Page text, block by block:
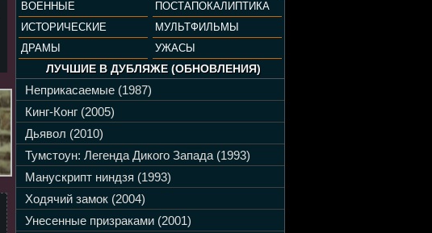
ВОЕННЫЕ
ПОСТАПОКАЛИПТИКА
ИСТОРИЧЕСКИЕ
МУЛЬТФИЛЬМЫ
ДРАМЫ
УЖАСЫ
ЛУЧШИЕ В ДУБЛЯЖЕ (ОБНОВЛЕНИЯ)
Неприкасаемые (1987)
Кинг-Конг (2005)
Дьявол (2010)
Тумстоун: Легенда Дикого Запада (1993)
Манускрипт ниндзя (1993)
Ходячий замок (2004)
Унесенные призраками (2001)